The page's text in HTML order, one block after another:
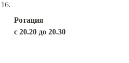
Ротация
с 20.20 до 20.30